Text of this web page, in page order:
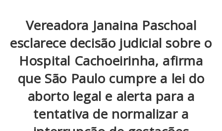
Vereadora Janaina Paschoal
esclarece decisão judicial sobre o
Hospital Cachoeirinha, afirma
que São Paulo cumpre a lei do
aborto legal e alerta para a
tentativa de normalizar a